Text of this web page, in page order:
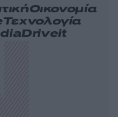
Οικονομία
Τεχνολογία
Driveit